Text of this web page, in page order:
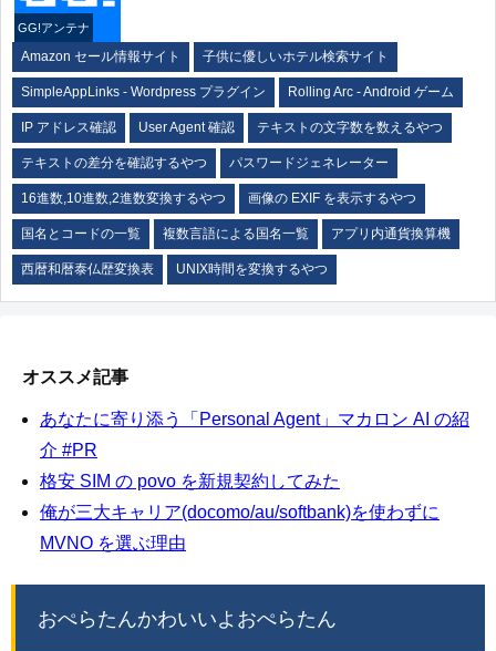
GG!アンテナ
Amazon セール情報サイト 子供に優しいホテル検索サイト
SimpleAppLinks - Wordpress プラグイン Rolling Arc - Android ゲーム
IP アドレス確認 User Agent 確認 テキストの文字数を数えるやつ
テキストの差分を確認するやつ パスワードジェネレーター
16進数,10進数,2進数変換するやつ 画像の EXIF を表示するやつ
国名とコードの一覧 複数言語による国名一覧 アプリ内通貨換算機
西暦和暦泰仏歴変換表 UNIX時間を変換するやつ
オススメ記事
あなたに寄り添う「Personal Agent」マカロン AI の紹
介 #PR
格安 SIM の povo を新規契約してみた
俺が三大キャリア(docomo/au/softbank)を使わずに
MVNO を選ぶ理由
おぺらたんかわいいよおぺらたん